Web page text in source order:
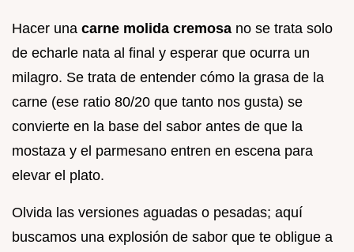
Hacer una carne molida cremosa no se trata solo
de echarle nata al final y esperar que ocurra un
milagro. Se trata de entender cómo la grasa de la
carne (ese ratio 80/20 que tanto nos gusta) se
convierte en la base del sabor antes de que la
mostaza y el parmesano entren en escena para
elevar el plato.
Olvida las versiones aguadas o pesadas; aquí
buscamos una explosión de sabor que te obligue a